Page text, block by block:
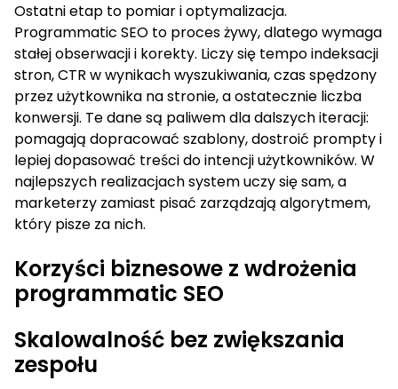
Ostatni etap to pomiar i optymalizacja.
Programmatic SEO to proces żywy, dlatego wymaga
stałej obserwacji i korekty. Liczy się tempo indeksacji
stron, CTR w wynikach wyszukiwania, czas spędzony
przez użytkownika na stronie, a ostatecznie liczba
konwersji. Te dane są paliwem dla dalszych iteracji:
pomagają dopracować szablony, dostroić prompty i
lepiej dopasować treści do intencji użytkowników. W
najlepszych realizacjach system uczy się sam, a
marketerzy zamiast pisać zarządzają algorytmem,
który pisze za nich.
Korzyści biznesowe z wdrożenia
programmatic SEO
Skalowalność bez zwiększania
zespołu